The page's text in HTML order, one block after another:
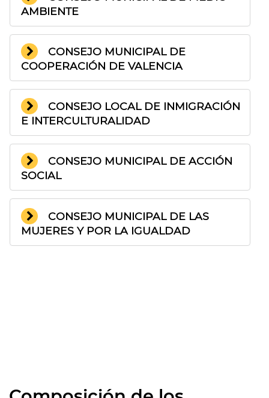
AMBIENTE
CONSEJO MUNICIPAL DE
COOPERACIÓN DE VALENCIA
CONSEJO LOCAL DE INMIGRACIÓN
E INTERCULTURALIDAD
CONSEJO MUNICIPAL DE ACCIÓN
SOCIAL
CONSEJO MUNICIPAL DE LAS
MUJERES Y POR LA IGUALDAD